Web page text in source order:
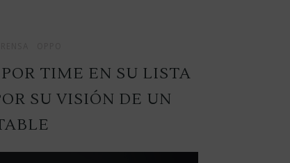
TIME EN SU LISTA
SU VISIÓN DE UN